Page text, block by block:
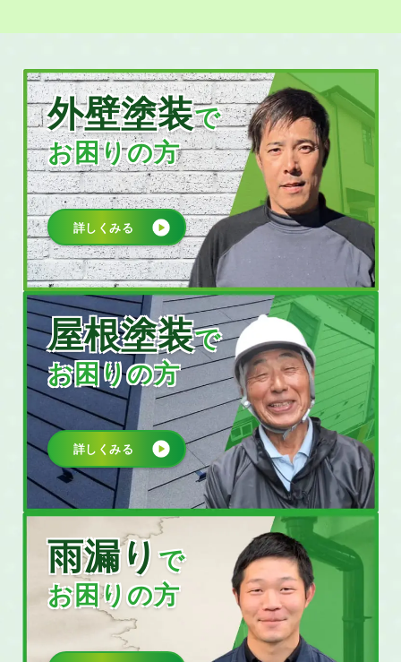
外壁塗装で
お困りの方
詳しくみる
屋根塗装で
お困りの方
詳しくみる
雨漏りで
お困りの方